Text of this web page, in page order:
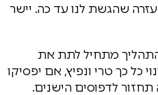
שהגשת לנו עד כה. יישר
מתחיל לתת את
כל כך טרי ונפיץ, אם יפסיקו
לדפוסים הישנים.